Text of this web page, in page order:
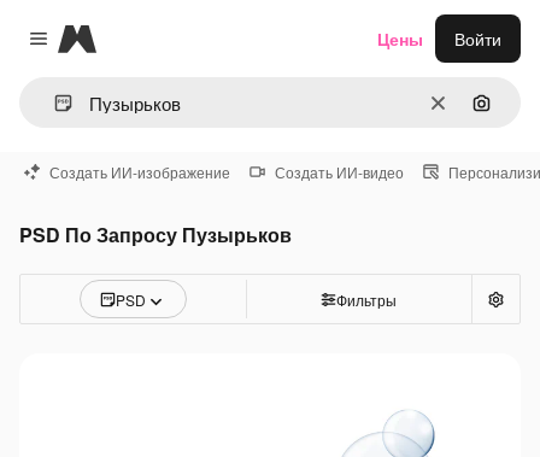
Close menu
Magnific
ОчиститьПоиск
Цены Войти
Создать ИИ-изображение Создать ИИ-видео
PSD По Запросу Пузырьков
PSD Фильтры